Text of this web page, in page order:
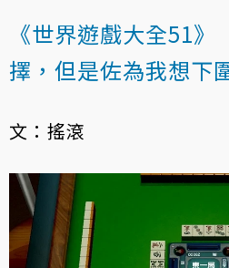
《世界遊戲大全51
擇，但是佐為我想下
文：搖滾